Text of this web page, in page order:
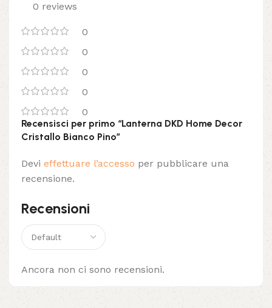
0 reviews
0
0
0
0
0
Recensioni
Ancora non ci sono recensioni.
Recensisci per primo “Lanterna DKD Home Decor
Cristallo Bianco Pino”
Devi effettuare l’accesso per pubblicare una
recensione.